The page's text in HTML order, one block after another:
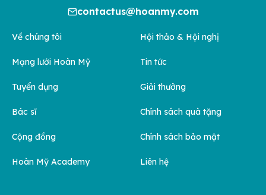
contactus@hoanmy.com
Về chúng tôi
Mạng lưới Hoàn Mỹ
Tuyển dụng
Bác sĩ
Cộng đồng
Hoàn Mỹ Academy
Hội thảo & Hội nghị
Tin tức
Giải thưởng
Chính sách quà tặng
Chính sách bảo mật
Liên hệ